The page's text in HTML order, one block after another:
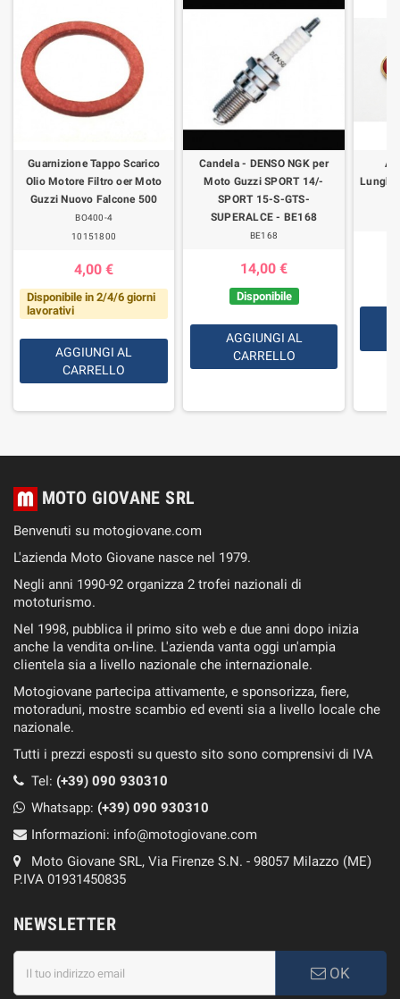
Guarnizione Tappo Scarico
Olio Motore Filtro oer Moto
Guzzi Nuovo Falcone 500
BO400-4
10151800
4,00 €
Disponibile in 2/4/6 giorni
lavorativi
AGGIUNGI AL
CARRELLO
Candela - DENSO NGK per
Moto Guzzi SPORT 14/-
SPORT 15-S-GTS-
SUPERALCE - BE168
BE168
14,00 €
Disponibile
AGGIUNGI AL
CARRELLO
MOTO GIOVANE SRL
Benvenuti su motogiovane.com
L'azienda Moto Giovane nasce nel 1979.
Negli anni 1990-92 organizza 2 trofei nazionali di
mototurismo.
Nel 1998, pubblica il primo sito web e due anni dopo inizia
anche la vendita on-line. L'azienda vanta oggi un'ampia
clientela sia a livello nazionale che internazionale.
Motogiovane partecipa attivamente, e sponsorizza, fiere,
motoraduni, mostre scambio ed eventi sia a livello locale che
nazionale.
Tutti i prezzi esposti su questo sito sono comprensivi di IVA
Tel: (+39) 090 930310
Whatsapp: (+39) 090 930310
Informazioni: info@motogiovane.com
Moto Giovane SRL, Via Firenze S.N. - 98057 Milazzo (ME)
P.IVA 01931450835
NEWSLETTER
OK